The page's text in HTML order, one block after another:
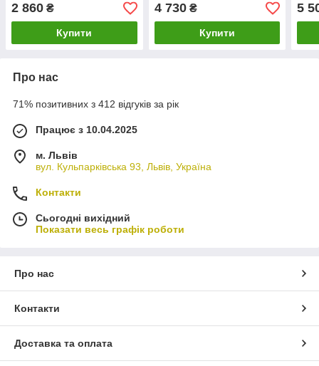
2 860 ₴
Купити
4 730₴
Купити
5
Про нас
71% позитивних з 412 відгуків за рік
Працює з 10.04.2025
м. Львів
вул. Кульпарківська 93, Львів, Україна
Контакти
Сьогодні вихідний
Показати весь графік роботи
Про нас
Контакти
Доставка та оплата